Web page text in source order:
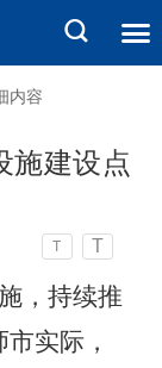
内容
施建设点
T T
，持续推
实际，